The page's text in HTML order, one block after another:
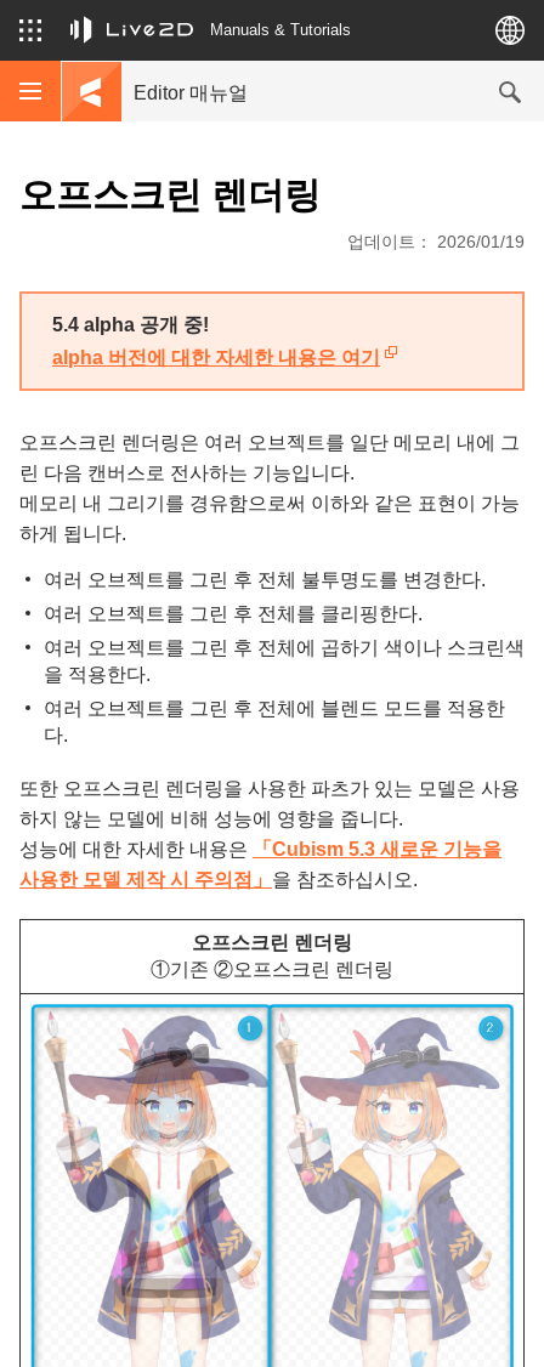
Manuals & Tutorials
Editor 매뉴얼
오프스크린 렌더링
업데이트： 2026/01/19
5.4 alpha 공개 중!
alpha 버전에 대한 자세한 내용은 여기
오프스크린 렌더링은 여러 오브젝트를 일단 메모리 내에 그
린 다음 캔버스로 전사하는 기능입니다.
메모리 내 그리기를 경유함으로써 이하와 같은 표현이 가능
하게 됩니다.
여러 오브젝트를 그린 후 전체 불투명도를 변경한다.
여러 오브젝트를 그린 후 전체를 클리핑한다.
여러 오브젝트를 그린 후 전체에 곱하기 색이나 스크린색
을 적용한다.
여러 오브젝트를 그린 후 전체에 블렌드 모드를 적용한
다.
또한 오프스크린 렌더링을 사용한 파츠가 있는 모델은 사용
하지 않는 모델에 비해 성능에 영향을 줍니다.
성능에 대한 자세한 내용은
「Cubism 5.3 새로운 기능을
사용한 모델 제작 시 주의점」 을 참조하십시오.
오프스크린 렌더링
①기존 ②오프스크린 렌더링